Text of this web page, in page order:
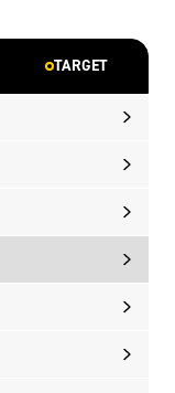
TARGET